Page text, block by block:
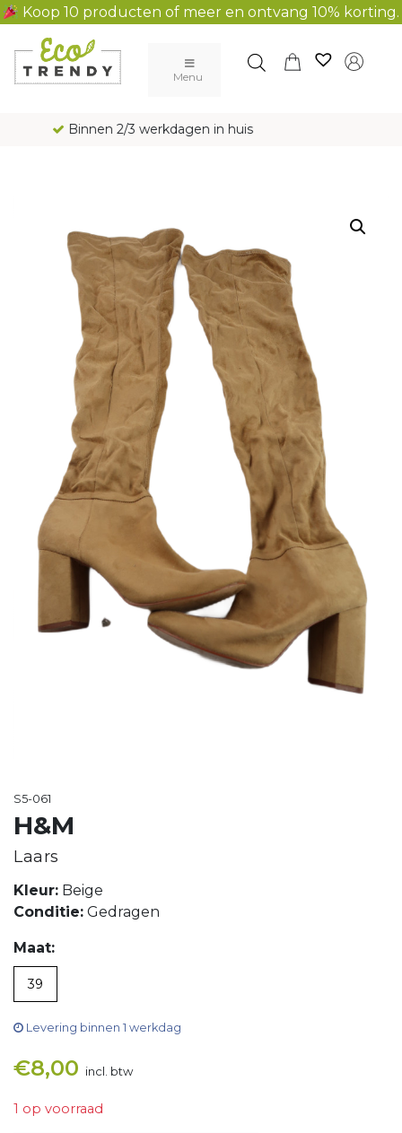
Koop 10 producten of meer en ontvang 10% korting.
Main Navigation
Menu
Gratis verzending al vanaf € 100
S5-061
H&M
Laars
Kleur: Beige
Conditie: Gedragen
Maat:
39
Levering binnen 1 werkdag
€8,00 incl. btw
1 op voorraad